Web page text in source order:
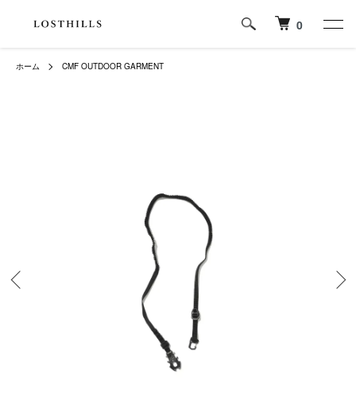
0
ホーム CMF OUTDOOR GARMENT